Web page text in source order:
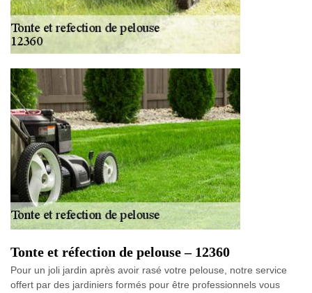
Tonte et réfection de pelouse – 12360
Pour un joli jardin après avoir rasé votre pelouse, notre service
offert par des jardiniers formés pour être professionnels vous